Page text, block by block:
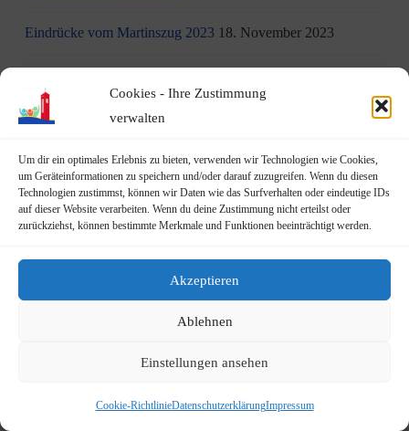
Cookies - Ihre Zustimmung
verwalten
Um dir ein optimales Erlebnis zu bieten, verwenden wir Technologien wie Cookies,
um Geräteinformationen zu speichern und/oder darauf zuzugreifen. Wenn du diesen
Technologien zustimmst, können wir Daten wie das Surfverhalten oder eindeutige IDs
auf dieser Website verarbeiten. Wenn du deine Zustimmung nicht erteilst oder
zurückziehst, können bestimmte Merkmale und Funktionen beeinträchtigt werden.
Akzeptieren
Ablehnen
Einstellungen ansehen
Cookie-RichtlinieDatenschutzerklärungImpressum
Eindrücke vom Martinszug 2023 18. November 2023
Malwettbewerb für Kinder
Neuer Standort der Jugendarbeit „op Jöck“ vom
JUgendZEntrum Haus Michael 9. November 2023
DRK Blutspende am Mittwoch, den 22.11.2023 in Vilich
3. November 2023
19.10.2023: Rundgang durch Geislar mit Vertretern der FDP
Vertreter:innen der FDP (Kreisverband Bonn)